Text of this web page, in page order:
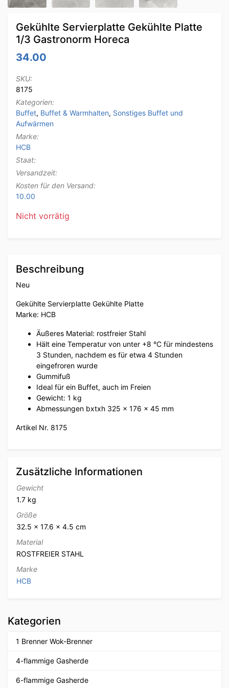
Gekühlte Servierplatte Gekühlte Platte
1/3 Gastronorm Horeca
34.00
SKU:
8175
Kategorien:
Buffet, Buffet & Warmhalten, Sonstiges Buffet und
Aufwärmen
Marke:
HCB
Staat:
Versandzeit:
Kosten für den Versand:
10.00
Nicht vorrätig
Beschreibung
Neu
Gekühlte Servierplatte Gekühlte Platte
Marke: HCB
Äußeres Material: rostfreier Stahl
Hält eine Temperatur von unter +8 °C für mindestens
3 Stunden, nachdem es für etwa 4 Stunden
eingefroren wurde
Gummifuß
Ideal für ein Buffet, auch im Freien
Gewicht: 1 kg
Abmessungen bxtxh 325 x 176 x 45 mm
Artikel Nr. 8175
Zusätzliche Informationen
Gewicht
1.7 kg
Größe
32.5 × 17.6 × 4.5 cm
Material
ROSTFREIER STAHL
Marke
HCB
Kategorien
1 Brenner Wok-Brenner
4-flammige Gasherde
6-flammige Gasherde